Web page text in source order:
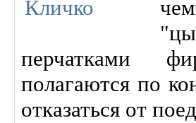
перчатками
полагаются по
отказаться от